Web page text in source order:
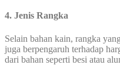
4. Jenis Rangka
Selain bahan kain, rangka
juga berpengaruh terhadap
dari bahan seperti besi atau